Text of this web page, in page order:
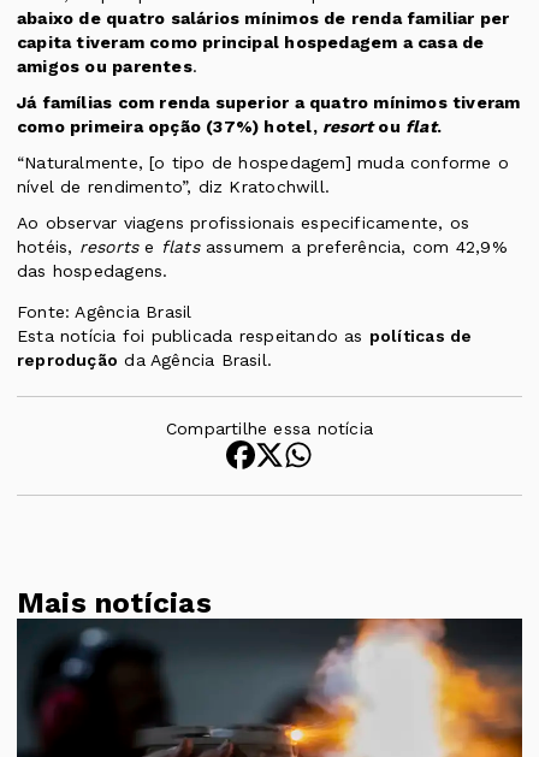
abaixo de quatro salários mínimos de renda familiar per
capita tiveram como principal hospedagem a casa de
amigos ou parentes.
Já famílias com renda superior a quatro mínimos tiveram
como primeira opção (37%) hotel, resortou flat.
“Naturalmente, [o tipo de hospedagem] muda conforme o
nível de rendimento”, diz Kratochwill.
Ao observar viagens profissionais especificamente, os
hotéis, resortse flatsassumem a preferência, com 42,9%
das hospedagens.
Fonte: Agência Brasil
Esta notícia foi publicada respeitando as políticas de
reprodução da Agência Brasil.
Compartilhe essa notícia
Mais notícias